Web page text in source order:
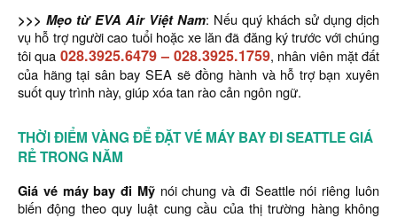
>>> Mẹo từ EVA Air Việt Nam: Nếu quý khách sử dụng dịch
vụ hỗ trợ người cao tuổi hoặc xe lăn đã đăng ký trước với chúng
tôi qua 028.3925.6479– 028.3925.1759, nhân viên mặt đất
của hãng tại sân bay SEA sẽ đồng hành và hỗ trợ bạn xuyên
suốt quy trình này, giúp xóa tan rào cản ngôn ngữ.
THỜI ĐIỂM VÀNG ĐỂ ĐẶT VÉ MÁY BAY ĐI SEATTLE GIÁ
RẺ TRONG NĂM
Giá vé máy bay đi Mỹnói chung và đi Seattle nói riêng luôn
biến động theo quy luật cung cầu của thị trường hàng không